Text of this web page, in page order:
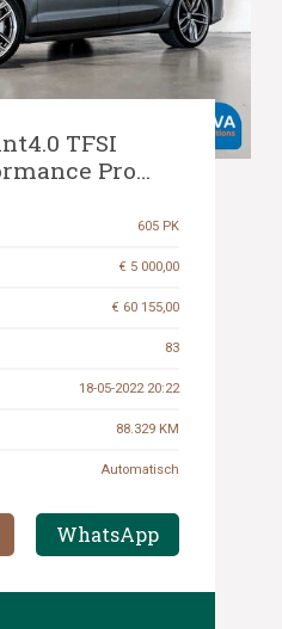
TFSI
Pro
605 PK
€ 5 000,00
€ 60 155,00
83
18-05-2022 20:22
88.329 KM
Automatisch
WhatsApp